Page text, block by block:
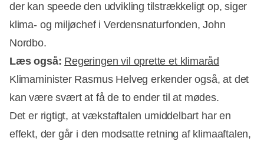
der kan speede den udvikling tilstrækkeligt op, siger
klima- og miljøchef i Verdensnaturfonden, John
Nordbo.
Læs også: Regeringen vil oprette et klimaråd
Klimaminister Rasmus Helveg erkender også, at det
kan være svært at få de to ender til at mødes.
Det er rigtigt, at vækstaftalen umiddelbart har en
effekt, der går i den modsatte retning af klimaaftalen,